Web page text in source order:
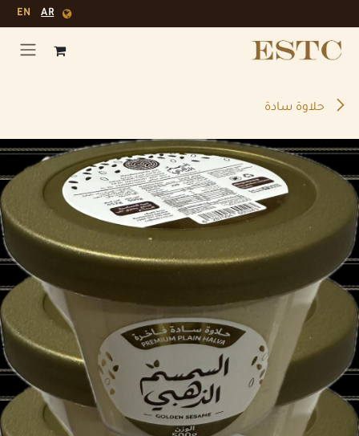
AR
EN
حلاوة سادة